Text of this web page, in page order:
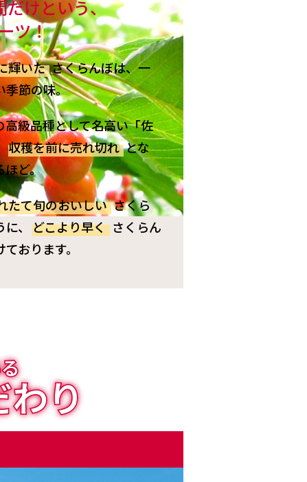
だけという、
ツ！
輝いた さくらんぼは、一
季節の味。
級品種として名高い「佐
収穫を前に売れ切れ とな
ほど。
たて旬のおいしい さくら
、 どこより早く さくらん
おります。
り